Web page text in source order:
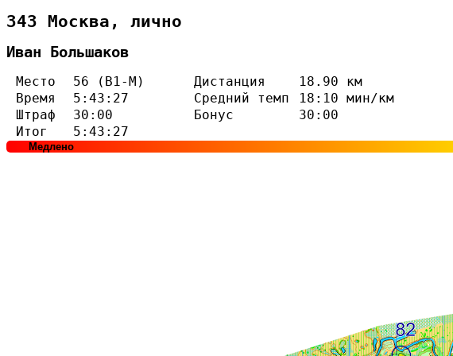
343 Москва, лично
Иван Большаков
Место 56 (В1-М) Дистанция
18.90 км
Время
5:43:27 Средний темп
18:10 мин/км
Штраф
30:00 Бонус
30:00
Итог
5:43:27
Медлено